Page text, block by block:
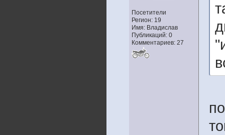
Посетители
Регион: 19
Имя: Владислав
Публикаций: 0
Комментариев: 27